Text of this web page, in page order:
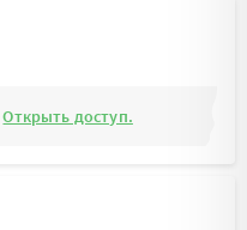
Открыть доступ.